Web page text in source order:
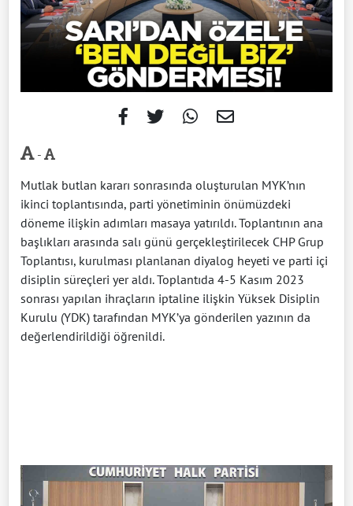
-
Mutlak butlan kararı sonrasında oluşturulan MYK’nın
ikinci toplantısında, parti yönetiminin önümüzdeki
döneme ilişkin adımları masaya yatırıldı. Toplantının ana
başlıkları arasında salı günü gerçekleştirilecek CHP Grup
Toplantısı, kurulması planlanan diyalog heyeti ve parti içi
disiplin süreçleri yer aldı. Toplantıda 4-5 Kasım 2023
sonrası yapılan ihraçların iptaline ilişkin Yüksek Disiplin
Kurulu (YDK) tarafından MYK’ya gönderilen yazının da
değerlendirildiği öğrenildi.